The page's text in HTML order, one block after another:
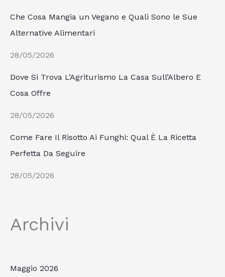
Che Cosa Mangia un Vegano e Quali Sono le Sue
Alternative Alimentari
28/05/2026
Dove Si Trova L’Agriturismo La Casa Sull’Albero E
Cosa Offre
28/05/2026
Come Fare Il Risotto Ai Funghi: Qual È La Ricetta
Perfetta Da Seguire
28/05/2026
Archivi
Maggio 2026